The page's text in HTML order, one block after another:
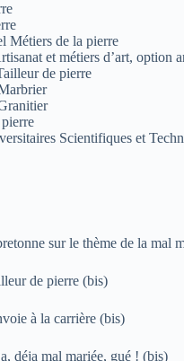
Métiers de la pierre
et métiers d’art, option
de pierre
Scientifiques et
sur le thème de la mal
de pierre (bis)
à la carrière (bis)
déja mal mariée, gué ! (bis)